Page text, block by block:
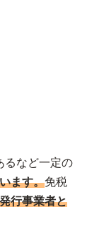
るなど一定の
ます。免税
行事業者と